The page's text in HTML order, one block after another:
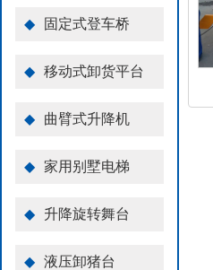
◆ 固定式登车桥
◆ 移动式卸货平台
◆ 曲臂式升降机
◆ 家用别墅电梯
◆ 升降旋转舞台
◆ 液压卸猪台